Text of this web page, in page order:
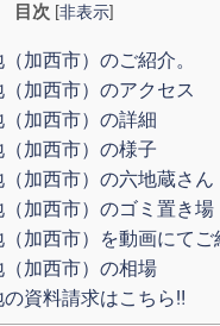
目次 [非表示]
加西市）のご紹介。
加西市）のアクセス
加西市）の詳細
加西市）の様子
加西市）の六地蔵さん
加西市）のゴミ置き場
加西市）を動画にてご
加西市）の相場
資料請求はこちら‼